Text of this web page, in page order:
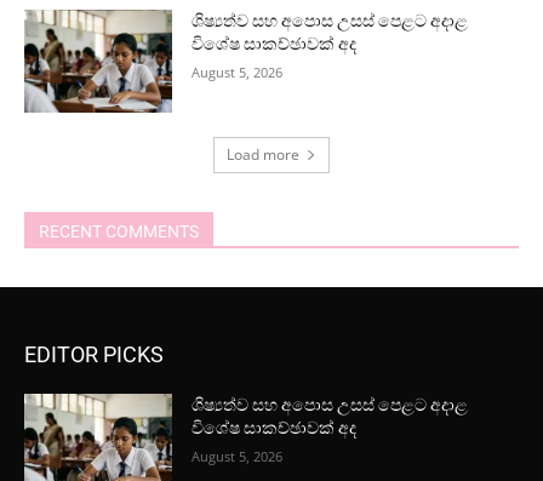
ශිෂ්‍යත්ව සහ අපොස උසස් පෙළට අදාළ
විශේෂ සාකච්ඡාවක් අද
August 5, 2026
Load more
RECENT COMMENTS
EDITOR PICKS
ශිෂ්‍යත්ව සහ අපොස උසස් පෙළට අදාළ
විශේෂ සාකච්ඡාවක් අද
August 5, 2026